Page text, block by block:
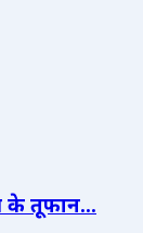
के तूफान...